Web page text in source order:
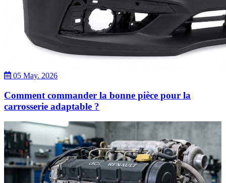
05 May. 2026
Comment commander la bonne pièce pour la
carrosserie adaptable ?